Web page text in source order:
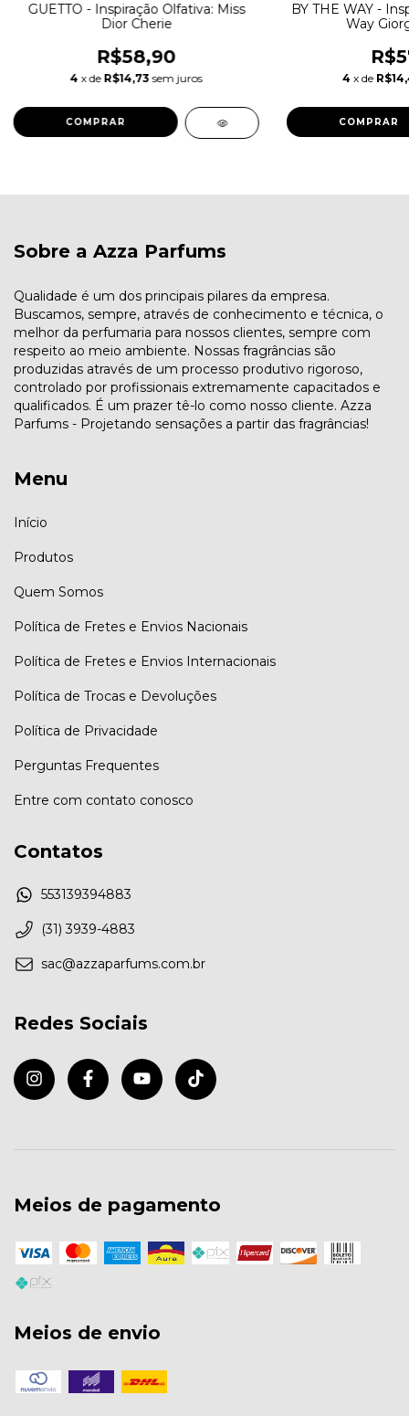
GUETTO - Inspiração Olfativa: Miss
Dior Cherie
R$58,90
4 x de R$14,73 sem juros
COMPRAR
BY THE WAY -
Way
4 x de
COMPRAR
Sobre a Azza Parfums
Qualidade é um dos principais pilares da empresa.
Buscamos, sempre, através de conhecimento e técnica, o
melhor da perfumaria para nossos clientes, sempre com
respeito ao meio ambiente. Nossas fragrâncias são
produzidas através de um processo produtivo rigoroso,
controlado por profissionais extremamente capacitados e
qualificados. É um prazer tê-lo como nosso cliente. Azza
Parfums - Projetando sensações a partir das fragrâncias!
Menu
Início
Produtos
Quem Somos
Política de Fretes e Envios Nacionais
Política de Fretes e Envios Internacionais
Política de Trocas e Devoluções
Política de Privacidade
Perguntas Frequentes
Entre com contato conosco
Contatos
553139394883
(31) 3939-4883
sac@azzaparfums.com.br
Redes Sociais
Meios de pagamento
Meios de envio